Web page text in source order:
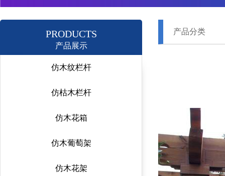
PRODUCTS
产品展示
仿木纹栏杆
仿枯木栏杆
仿木花箱
仿木葡萄架
仿木花架
产品分类